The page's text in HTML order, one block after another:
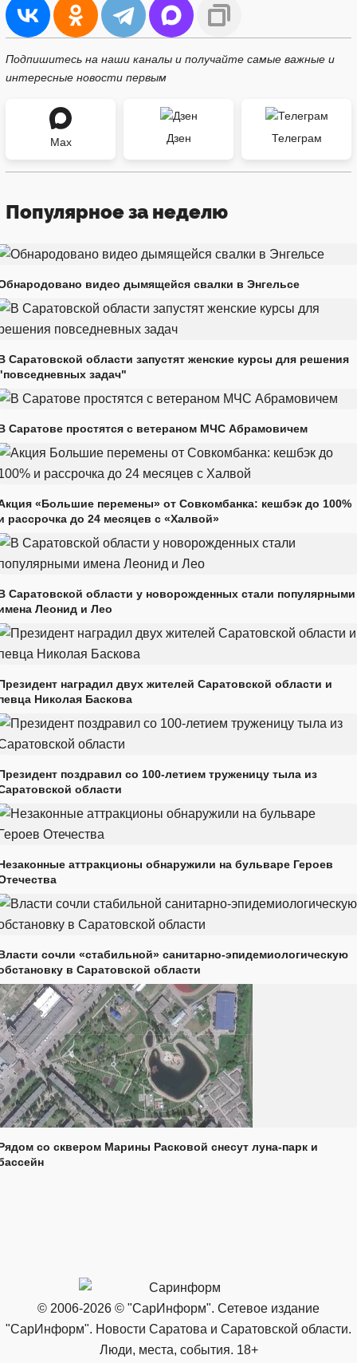
Подпишитесь на наши каналы и получайте самые важные и
интересные новости первым
Max Дзен Телеграм
Популярное за неделю
видео дымящейся свалки в Энгельсе
Саратовской области запустят женские курсы для решения
задач"
Саратове простятся с ветераном МЧС Абрамовичем
«Большие перемены» от Совкомбанка: кешбэк до 100%
рассрочка до 24 месяцев с «Халвой»
Саратовской области у новорожденных стали популярными
Леонид и Лео
наградил двух жителей Саратовской области и
Николая Баскова
поздравил со 100-летием труженицу тыла из
области
аттракционы обнаружили на бульваре Героев
сочли «стабильной» санитарно-эпидемиологическую
в Саратовской области
со сквером Марины Расковой снесут луна-парк и
© 2006-2026 © "СарИнформ". Сетевое издание
"СарИнформ". Новости Саратова и Саратовской области.
Люди, места, события. 18+